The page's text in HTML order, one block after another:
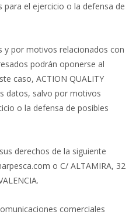
el ejercicio o la defensa de
y por motivos relacionados con
podrán oponerse al
caso, ACTION QUALITY
datos, salvo por motivos
o la defensa de posibles
derechos de la siguiente
o C/ ALTAMIRA, 32
comerciales